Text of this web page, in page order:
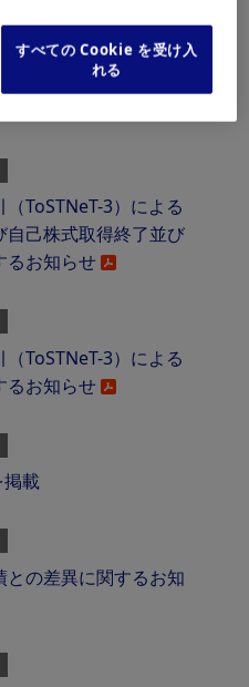
得（子会社化）に関
ToSTNeT-3）による
自己株式取得終了並び
るお知らせ
ToSTNeT-3）による
るお知らせ
載
の差異に関するお知
すべての Cookie を受け入
れる